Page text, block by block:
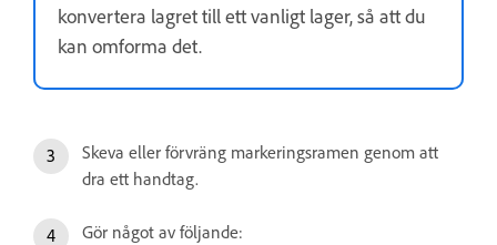
konvertera lagret till ett vanligt lager, så att du
kan omforma det.
Skeva eller förvräng markeringsramen genom att
dra ett handtag.
Gör något av följande: